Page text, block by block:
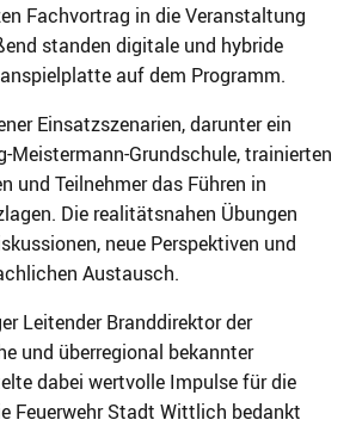
Fachvortrag in die Veranstaltung
standen digitale und hybride
auf dem Programm.
Einsatzszenarien, darunter ein
Meistermann-Grundschule, trainierten
und Teilnehmer das Führen in
Die realitätsnahen Übungen
neue Perspektiven und
Austausch.
Leitender Branddirektor der
und überregional bekannter
dabei wertvolle Impulse für die
Feuerwehr Stadt Wittlich bedankt